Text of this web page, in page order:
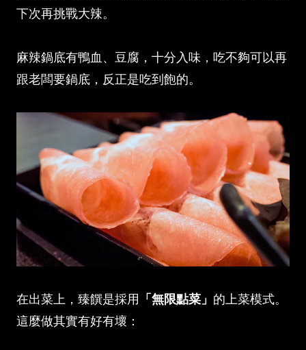
下次再挑戰大辣。
麻辣鍋底有鴨血、豆腐，十分入味，吃不夠可以再
跟老闆要鍋底，反正是吃到飽的。
在出菜上，臻饌是採用 「無限點菜」 的上菜模式。
這麼做其實有好有壞：